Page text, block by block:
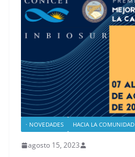
· NOVEDADES HACIA LA COMUNIDAD
agosto 15, 2023